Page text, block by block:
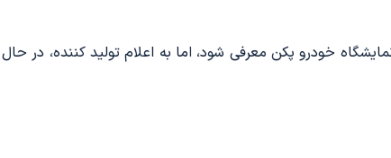
نمایشگاه خودرو پکن معرفی شود، اما به اعلام تولید کننده،